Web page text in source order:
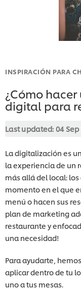
INSPIRACIÓN PARA
¿Cómo
digital para
Last updated: 04
La digitalización es
la experiencia de un
más allá del local:
momento en el que
menú o hacen sus
plan de marketing
restaurante y
una necesidad!
Para ayudarte,
aplicar dentro de tu
uno a tus mesas.